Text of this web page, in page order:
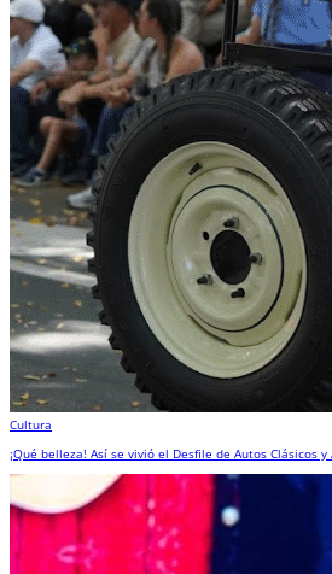
Cultura
¡Qué belleza! Así se vivió el Desfile de Autos Clásicos